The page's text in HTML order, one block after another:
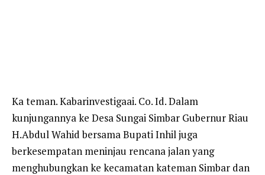
Ka teman. Kabarinvestigaai. Co. Id. Dalam
kunjungannya ke Desa Sungai Simbar Gubernur Riau
H.Abdul Wahid bersama Bupati Inhil juga
berkesempatan meninjau rencana jalan yang
menghubungkan ke kecamatan kateman Simbar dan